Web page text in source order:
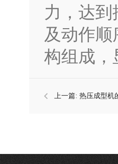
力，达
及动作
构组成，
上一篇: 热压成型机